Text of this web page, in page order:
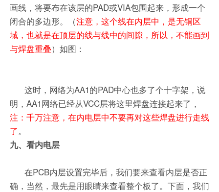
画线，将要布在该层的PAD或VIA包围起来，形成一个
闭合的多边形。（注意，这个线在内层中，是无铜区
域，也就是在顶层的线与线中的间隙，所以，不能画到
与焊盘重叠）如图：
这时，网络为AA1的PAD中心也多了个十字架，说
明，AA1网络已经从VCC层将这里焊盘连接起来了，
注：千万注意，在内电层中不要再对这些焊盘进行走线
了。
九、看内电层
在PCB内层设置完毕后，我们要来查看内层是否正
确，当然，最先是用眼睛来查看整个板了。下面，我们